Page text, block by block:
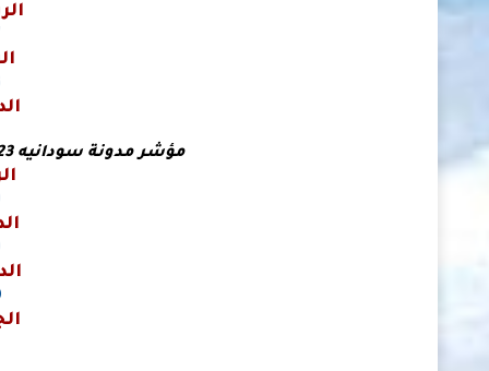
مؤشر مدونة سودانيه 23 لأسعار صرف العملات في السودان